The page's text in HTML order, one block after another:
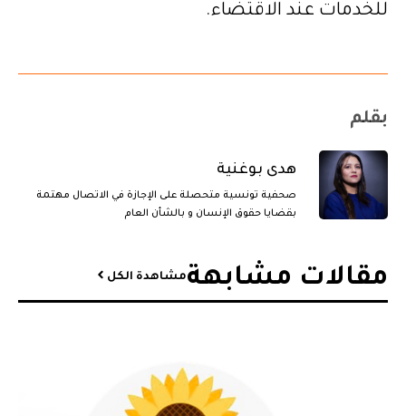
للخدمات عند الاقتضاء.
بقلم
هدى بوغنية
صحفية تونسية متحصلة على الإجازة في الاتصال مهتمة
بقضايا حقوق الإنسان و بالشأن العام
مقالات مشابهة​مشاهدة الكل